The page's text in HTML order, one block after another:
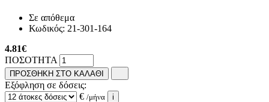
Σε απόθεμα
Κωδικός: 21-301-164
4.81€
ΠΟΣΟΤΗΤΑ
ΠΡΟΣΘΗΚΗ ΣΤΟ ΚΑΛΑΘΙ
Εξόφληση σε δόσεις:
€ /μήνα i